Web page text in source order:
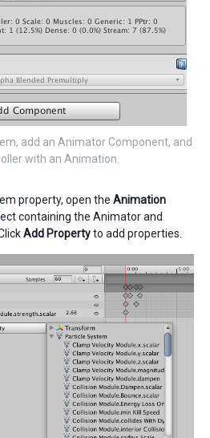
add an Animator Component, and
with an Animation.
property, open the Animation
containing the Animator and
Add Propertyto add properties.